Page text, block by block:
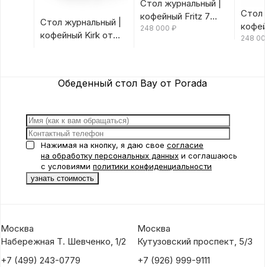
Стол журнальный |
кофейный Kirk от
Стол журнальный |
кофейный Fritz 7
Canaletta/Rosso
248 000 ₽
Стол
248
Обеденный стол Bay от Porada
Нажимая на кнопку, я даю свое согласие
на обработку персональных данных и соглашаюсь
с условиями политики конфиденциальности
Москва
Набережная Т. Шевченко, 1/2
+7 (499) 243-0779
Москва
Кутузовский проспект, 5/3
+7 (926) 999-9111